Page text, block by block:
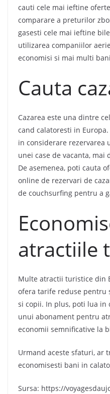
cauti cele mai ieftine
comparare a preturilor
gasesti cele mai ieftine
utilizarea companiilor
economisi si mai multi
Cauta
Cazarea este una dintre
cand calatoresti in
in considerare rezervarea
unei case de vacanta, mai
De asemenea, poti cauta
online de rezervari de
de couchsurfing pentru a
atractiile
Multe atractii turistice din
ofera tarife reduse pentru
si copii. In plus, poti lua in
unui abonament pentru
economii semnificative la
Urmand aceste sfaturi, ar
economisesti bani in
Sursa: https://